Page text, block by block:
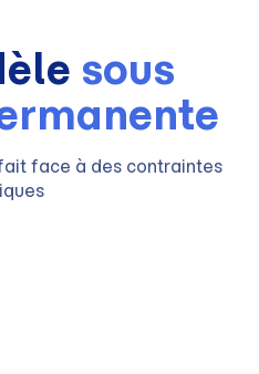
sous
face à des contraintes